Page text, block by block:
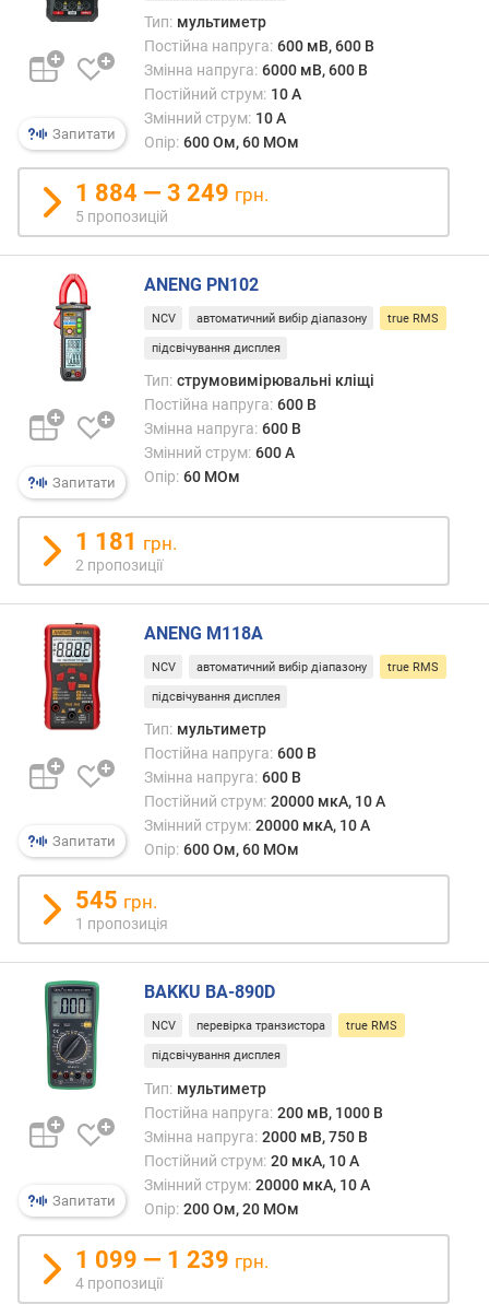
м
к
с
(
В
)
т
о
н
с
и
р
ю
в
а
н
н
я
(
V
⁻
)
%
)
з
м
н
н
а
п
р
у
г
а
м
.
В
)
Запитати
Тип: мультиметр
Постійна напруга: 600 мВ, 600 В
Змінна напруга: 6000 мВ, 600 В
Постійний струм: 10 А
Змінний струм: 10 А
Опір: 600 Ом, 60 МОм
1 884 — 3 249 грн.
5 пропозицій
Запитати
ANENG PN102
NCV автоматичний вибір діапазону true RMS
підсвічування дисплея
Тип: струмовимірювальні кліщі
Постійна напруга: 600 В
Змінна напруга: 600 В
Змінний струм: 600 А
Опір: 60 МОм
1 181 грн.
2 пропозиції
Запитати
ANENG M118A
NCV автоматичний вибір діапазону true RMS
підсвічування дисплея
Тип: мультиметр
Постійна напруга: 600 В
Змінна напруга: 600 В
Постійний струм: 20000 мкА, 10 А
Змінний струм: 20000 мкА, 10 А
Опір: 600 Ом, 60 МОм
545 грн.
1 пропозиція
Запитати
BAKKU BA-890D
NCV перевірка транзистора true RMS
підсвічування дисплея
Тип: мультиметр
Постійна напруга: 200 мВ, 1000 В
Змінна напруга: 2000 мВ, 750 В
Постійний струм: 20 мкА, 10 А
Змінний струм: 20000 мкА, 10 А
Опір: 200 Ом, 20 МОм
1 099 — 1 239 грн.
4 пропозиції